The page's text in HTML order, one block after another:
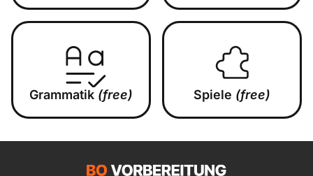
Grammatik (free) Spiele (free)